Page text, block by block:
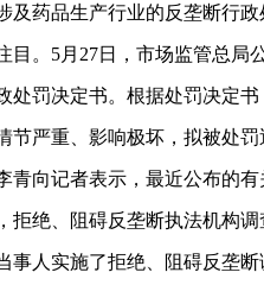
及药品生产行业的反垄断行
目。5月27日，市场监管总局
处罚决定书。根据处罚决定
严重、影响极坏，拟被处罚
青向记者表示，最近公布的
拒绝、阻碍反垄断执法机构
事人实施了拒绝、阻碍反垄